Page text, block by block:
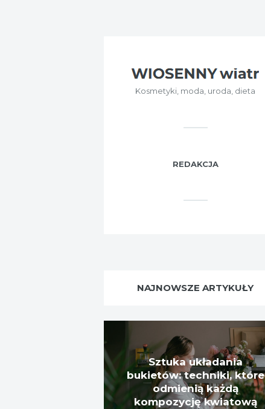
Kosmetyki, moda, uroda, dieta
REDAKCJA
NAJNOWSZE ARTYKUŁY
Sztuka układania
bukietów: techniki, które
odmienią każdą
kompozycję kwiatową